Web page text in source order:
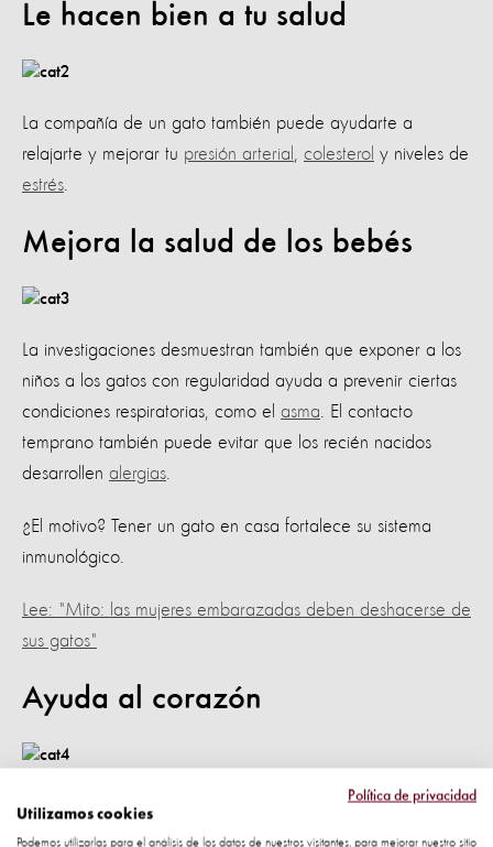
Le hacen bien a tu salud
La compañía de un gato también puede ayudarte a
relajarte y mejorar tu presión arterial colesterol y niveles de
estrés
Mejora la salud de los bebés
La investigaciones desmuestran también que exponer a los
niños a los gatos con regularidad ayuda a prevenir ciertas
condiciones respiratorias, como el asma . El contacto
temprano también puede evitar que los recién nacidos
desarrollen alergias
¿El motivo? Tener un gato en casa fortalece su sistema
inmunológico.
Lee: "Mito: las mujeres embarazadas deben deshacerse de
sus gatos"
Ayuda al corazón
Como si fuera poco, cuidar a un gato también reduce
hasta en un 30% las probabilidades de morir de un ataque
Política de privacidad
Utilizamos cookies
Podemos utilizarlas para el análisis de los datos de nuestros visitantes, para mejorar nuestro sitio